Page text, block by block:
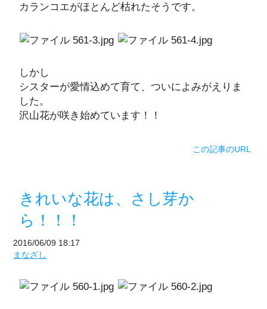
カランコエがほとんど枯れたそうです。
しかし
シスターが愛情込めて育て、ついによみがえりま
した。
沢山花が咲き始めています！！
この記事のURL
きれいな花は、さし芽か
ら！！！
2016/06/09 18:17
まなざし